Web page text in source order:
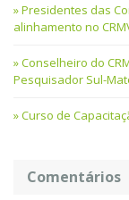
Presidentes das
alinhamento no
Conselheiro do
Pesquisador Sul-
Curso de
Comentários